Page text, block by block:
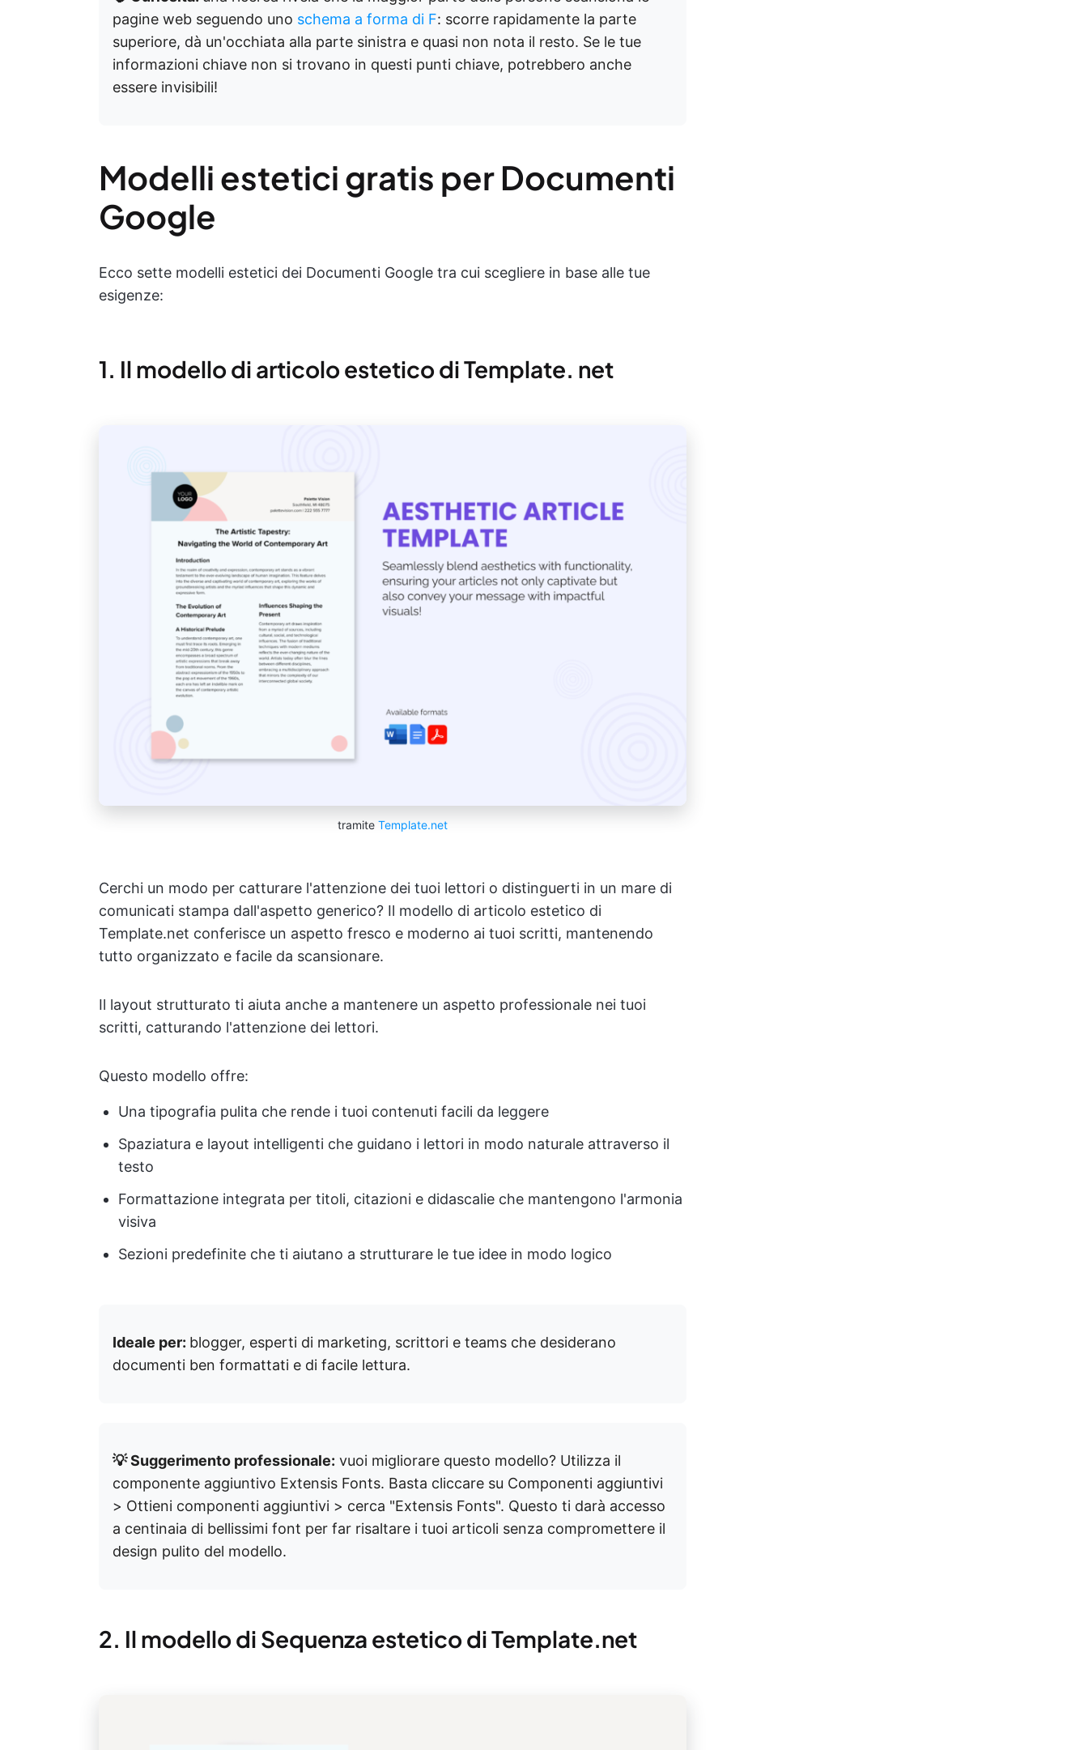
pagine web seguendo uno schema a forma di F: scorre rapidamente la parte
superiore, dà un'occhiata alla parte sinistra e quasi non nota il resto. Se le tue
informazioni chiave non si trovano in questi punti chiave, potrebbero anche
essere invisibili!
Modelli estetici gratis per Documenti
Google
Ecco sette modelli estetici dei Documenti Google tra cui scegliere in base alle tue
esigenze:
1. Il modello di articolo estetico di Template. net
tramite Template.net
Cerchi un modo per catturare l'attenzione dei tuoi lettori o distinguerti in un mare di
comunicati stampa dall'aspetto generico? Il modello di articolo estetico di
Template.net conferisce un aspetto fresco e moderno ai tuoi scritti, mantenendo
tutto organizzato e facile da scansionare.
Il layout strutturato ti aiuta anche a mantenere un aspetto professionale nei tuoi
scritti, catturando l'attenzione dei lettori.
Questo modello offre:
Una tipografia pulita che rende i tuoi contenuti facili da leggere
Spaziatura e layout intelligenti che guidano i lettori in modo naturale attraverso il
testo
Formattazione integrata per titoli, citazioni e didascalie che mantengono l'armonia
visiva
Sezioni predefinite che ti aiutano a strutturare le tue idee in modo logico
Ideale per: blogger, esperti di marketing, scrittori e teams che desiderano
documenti ben formattati e di facile lettura.
💡 Suggerimento professionale: vuoi migliorare questo modello? Utilizza il
componente aggiuntivo Extensis Fonts. Basta cliccare su Componenti aggiuntivi
> Ottieni componenti aggiuntivi > cerca "Extensis Fonts". Questo ti darà accesso
a centinaia di bellissimi font per far risaltare i tuoi articoli senza compromettere il
design pulito del modello.
2. Il modello di Sequenza estetico di Template.net